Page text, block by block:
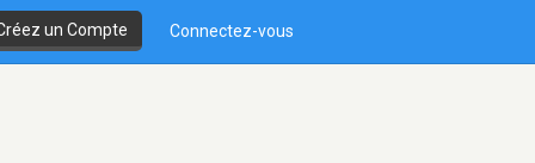
un Compte Connectez-vous